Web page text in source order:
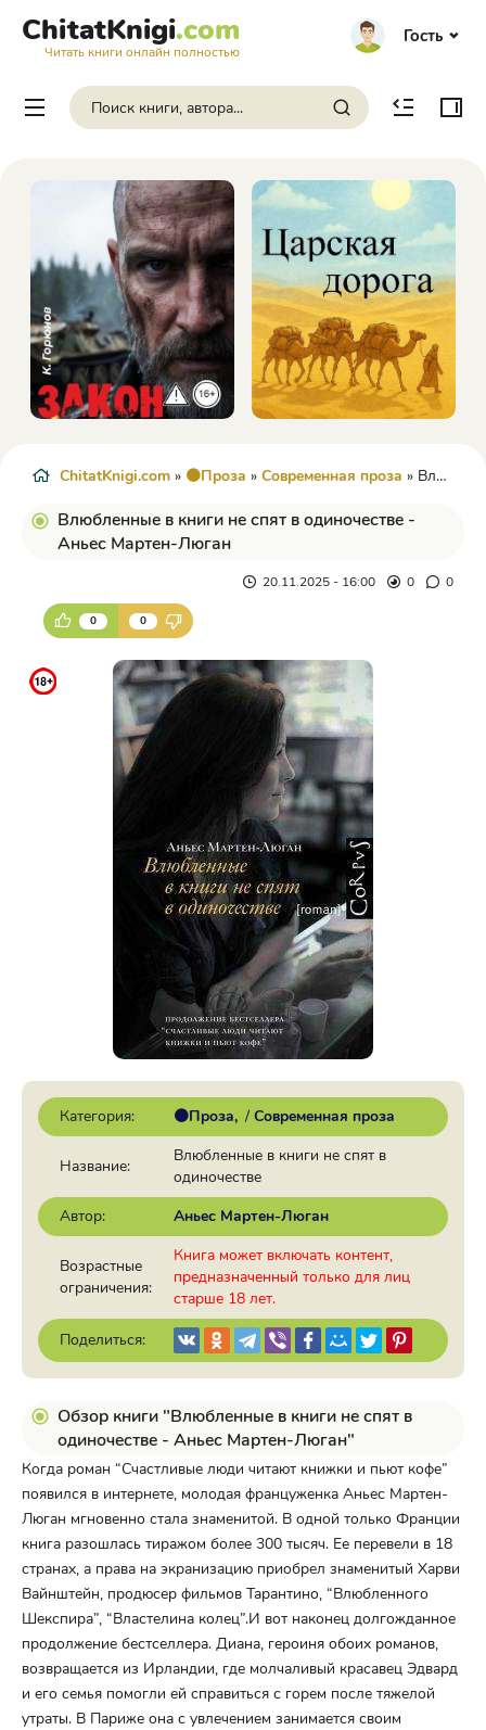
ChitatKnigi.com
Читать книги онлайн полностью
Гость
ChitatKnigi.com » 🟠Проза » Современная проза » Влюбленные в книги не спят в одиночестве - Аньес Мартен-Люган
Влюбленные в книги не спят в одиночестве -
Аньес Мартен-Люган
20.11.2025 - 16:00 0 0
0 0
Категория: 🟠Проза / Современная проза
Название:
Влюбленные в книги не спят в
одиночестве
Автор:
Аньес Мартен-Люган
Возрастные
ограничения:
Книга может включать контент,
предназначенный только для лиц
старше 18 лет.
Поделиться:
Обзор книги "Влюбленные в книги не спят в
одиночестве - Аньес Мартен-Люган"
Когда роман “Счастливые люди читают книжки и пьют кофе”
появился в интернете, молодая француженка Аньес Мартен-
Люган мгновенно стала знаменитой. В одной только Франции
книга разошлась тиражом более 300 тысяч. Ее перевели в 18
странах, а права на экранизацию приобрел знаменитый Харви
Вайнштейн, продюсер фильмов Тарантино, “Влюбленного
Шекспира”, “Властелина колец”.И вот наконец долгожданное
продолжение бестселлера. Диана, героиня обоих романов,
возвращается из Ирландии, где молчаливый красавец Эдвард
и его семья помогли ей справиться с горем после тяжелой
утраты. В Париже она с увлечением занимается своим